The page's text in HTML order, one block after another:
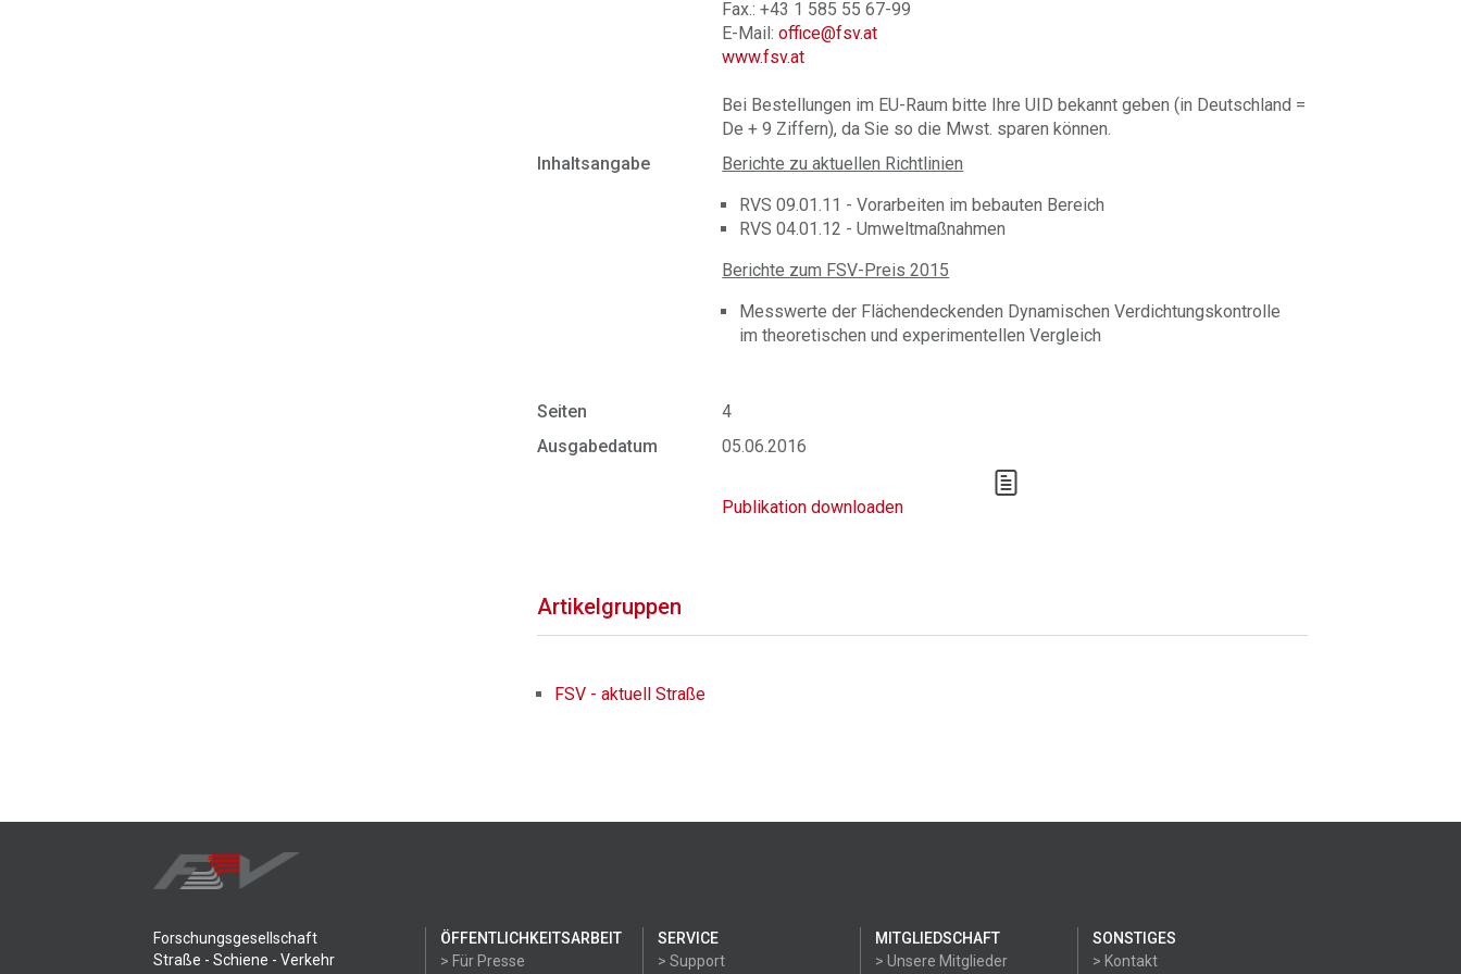
Fax.: +43 1 585 55 67-99
E-Mail:office@fsv.at
www.fsv.at
Bei Bestellungen im EU-Raum bitte Ihre UID bekannt geben (in Deutschland =
De + 9 Ziffern), da Sie so die Mwst. sparen können.
Inhaltsangabe
Berichte zu aktuellen Richtlinien
RVS 09.01.11 - Vorarbeiten im bebauten Bereich
RVS 04.01.12 - Umweltmaßnahmen
Berichte zum FSV-Preis 2015
Messwerte der Flächendeckenden Dynamischen Verdichtungskontrolle
im theoretischen und experimentellen Vergleich
Seiten
4
Ausgabedatum
05.06.2016
Publikation downloaden
Artikelgruppen
FSV - aktuell Straße
Forschungsgesellschaft
Straße - Schiene - Verkehr
ÖFFENTLICHKEITSARBEIT
> Für Presse
SERVICE
> Support
MITGLIEDSCHAFT
> Unsere Mitglieder
SONSTIGES
> Kontakt